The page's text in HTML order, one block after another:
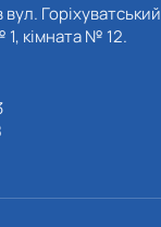
вул.
кімната № 12.